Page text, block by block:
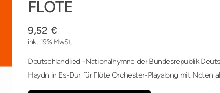
FLÖTE
9,52 €
inkl. 19% MwSt.
Deutschlandlied -Nationalhymne der Bundesrepublik
Haydn in Es-Dur für Flöte Orchester-Playalong mit Noten